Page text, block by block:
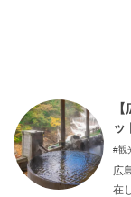
ッ
観
広
在